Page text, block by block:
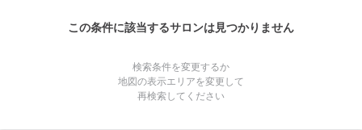
この条件に該当するサロンは見つかりません
検索条件を変更するか
地図の表示エリアを変更して
再検索してください